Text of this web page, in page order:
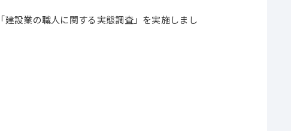
設業の職人に関する実態調査」を実施しまし